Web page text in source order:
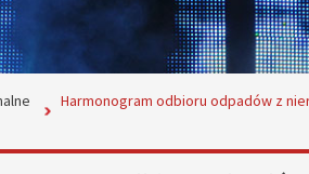
Harmonogram odbioru odpadów z